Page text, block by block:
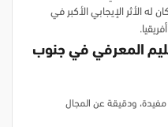
له الأثر الإيجابي الأكبر في
المعرفي في جنوب
ودقيقة عن المجال